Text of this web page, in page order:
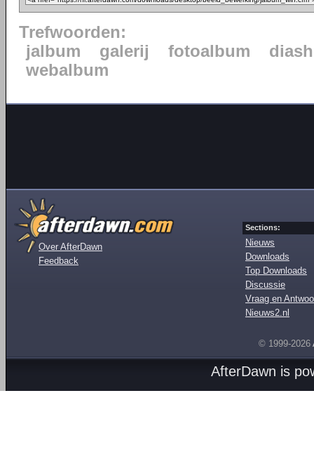
Trefwoorden:
jalbum
galerij fotoalbum
webalbum
Over AfterDawn
Feedback
Sections:
Nieuws
Downloads
Top Downloads
Discussie
Vraag en
Nieuws2.nl
© 1999-2026
AfterDawn is